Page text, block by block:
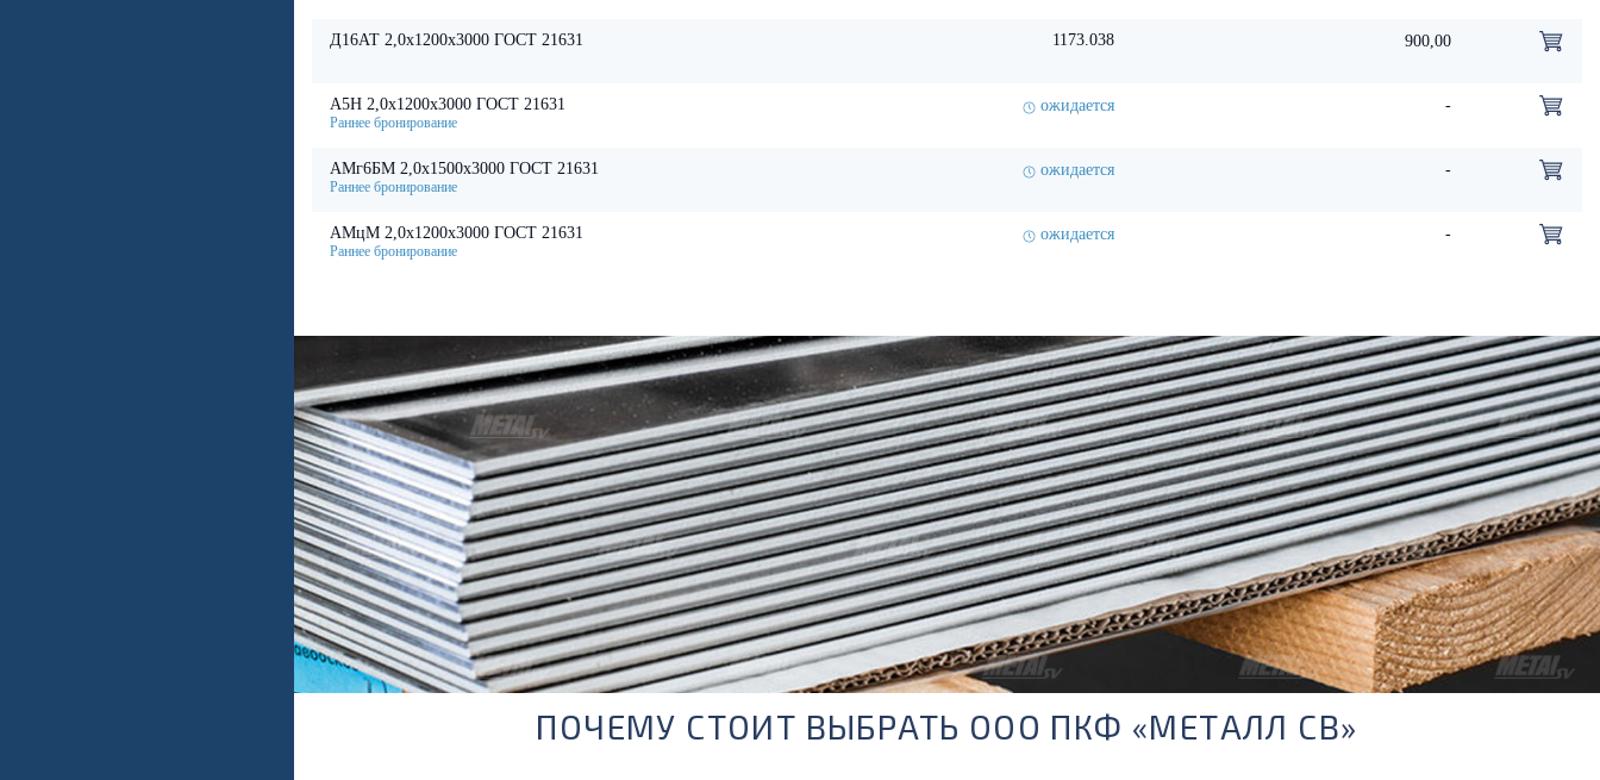
Д16АТ 2,0х1200х3000 ГОСТ 21631 1173.038 900,00
А5Н 2,0х1200х3000 ГОСТ 21631 ожидается -
АМг6БМ 2,0х1500х3000 ГОСТ 21631 ожидается -
АМцМ 2,0х1200х3000 ГОСТ 21631 ожидается -
ПОЧЕМУ СТОИТ ВЫБРАТЬ ООО ПКФ «МЕТАЛЛ СВ»